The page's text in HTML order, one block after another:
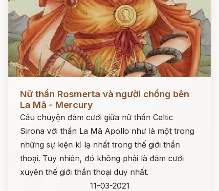
Nữ thần Rosmerta và người chồng bên
La Mã - Mercury
Câu chuyện đám cưới giữa nữ thần Celtic
Sirona với thần La Mã Apollo như là một trong
những sự kiện kì lạ nhất trong thế giới thần
thoại. Tuy nhiên, đó không phải là đám cưới
xuyên thế giới thần thoại duy nhất.
11-03-2021